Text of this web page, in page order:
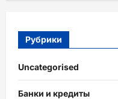
Рубрики
Uncategorised
Банки и кредиты